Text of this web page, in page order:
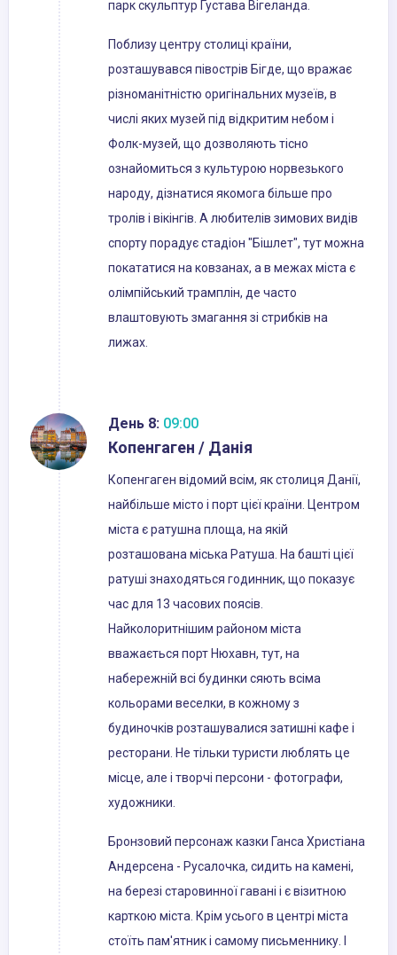
парк скульптур Густава Вігеланда.
Поблизу центру столиці країни,
розташувався півострів Бігде, що вражає
різноманітністю оригінальних музеїв, в
числі яких музей під відкритим небом і
Фолк-музей, що дозволяють тісно
ознайомиться з культурою норвезького
народу, дізнатися якомога більше про
тролів і вікінгів. А любителів зимових видів
спорту порадує стадіон "Бішлет", тут можна
покататися на ковзанах, а в межах міста є
олімпійський трамплін, де часто
влаштовують змагання зі стрибків на
лижах.
День 8: 09:00
Копенгаген / Данія
Копенгаген відомий всім, як столиця Данії,
найбільше місто і порт цієї країни. Центром
міста є ратушна площа, на якій
розташована міська Ратуша. На башті цієї
ратуші знаходяться годинник, що показує
час для 13 часових поясів.
Найколоритнішим районом міста
вважається порт Нюхавн, тут, на
набережній всі будинки сяють всіма
кольорами веселки, в кожному з
будиночків розташувалися затишні кафе і
ресторани. Не тільки туристи люблять це
місце, але і творчі персони - фотографи,
художники.
Бронзовий персонаж казки Ганса Христіана
Андерсена - Русалочка, сидить на камені,
на березі старовинної гавані і є візитною
карткою міста. Крім усього в центрі міста
стоїть пам'ятник і самому письменнику. І